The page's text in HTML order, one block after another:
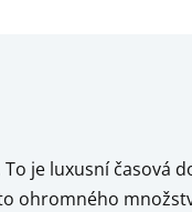
je luxusní časová
ohromného